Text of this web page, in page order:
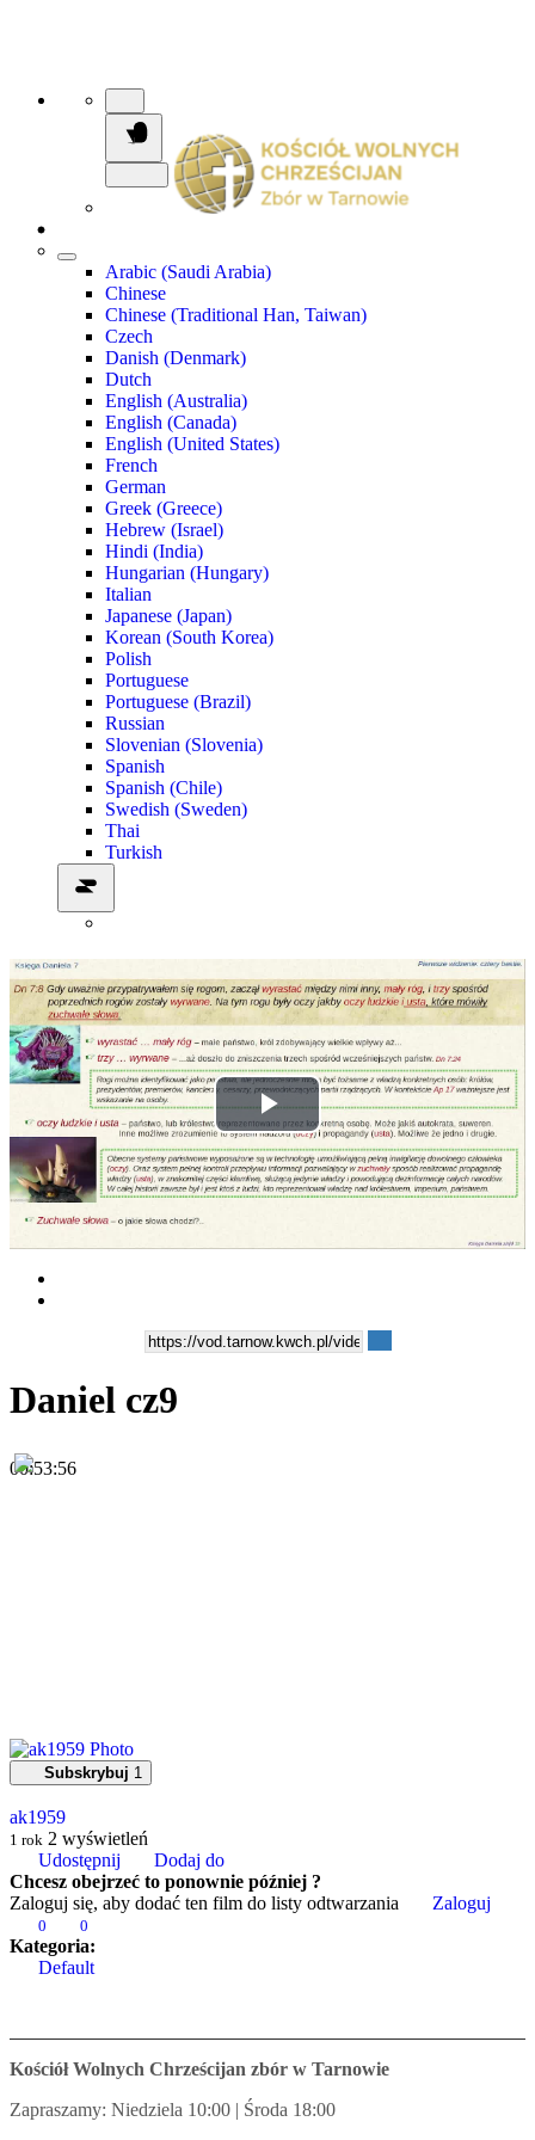
Arabic (Saudi Arabia)
Chinese
Chinese (Traditional Han, Taiwan)
Czech
Danish (Denmark)
Dutch
English (Australia)
English (Canada)
English (United States)
French
German
Greek (Greece)
Hebrew (Israel)
Hindi (India)
Hungarian (Hungary)
Italian
Japanese (Japan)
Korean (South Korea)
Polish
Portuguese
Portuguese (Brazil)
Russian
Slovenian (Slovenia)
Spanish
Spanish (Chile)
Swedish (Sweden)
Thai
Turkish
Play
Video
Daniel cz9
00:53:56
Subskrybuj 1
ak1959
1 rok 2 wyświetleń
Udostępnij
Dodaj do
Chcesz obejrzeć to ponownie później ?
Zaloguj się, aby dodać ten film do listy odtwarzania
Zaloguj
0 0
Kategoria:
Default
Kościół Wolnych Chrześcijan zbór w Tarnowie
Zapraszamy: Niedziela 10:00 | Środa 18:00